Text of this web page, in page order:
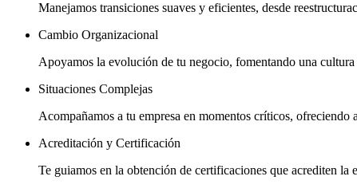
Manejamos transiciones suaves y eficientes, desde
Cambio Organizacional
Apoyamos la evolución de tu negocio, fomentando una
Situaciones Complejas
Acompañamos a tu empresa en momentos críticos, ofreciendo
Acreditación y Certificación
Te guiamos en la obtención de certificaciones que acrediten